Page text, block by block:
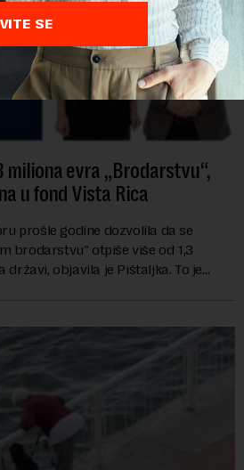
miliona evra „Brodarstvu“,
u fond Vista Rica
prošle godine dozvolila da se
brodarstvu" otpiše više od 1,3
državi, objavila je Pištaljka. To je
SE